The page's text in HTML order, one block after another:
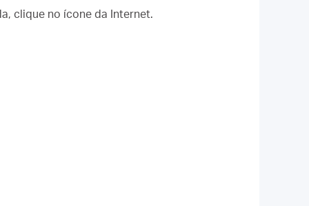
clique no ícone da Internet.